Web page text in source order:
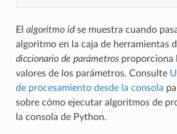
El algoritmo idse muestra cuando
algoritmo en la caja de herramientas
diccionario de parámetrosproporciona
valores de los parámetros. Consulte
de procesamiento desde la consola
sobre cómo ejecutar algoritmos de
la consola de Python.